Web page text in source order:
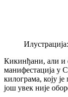
Кикинђани, али и
манифестација у
килограма, коју
још увек није